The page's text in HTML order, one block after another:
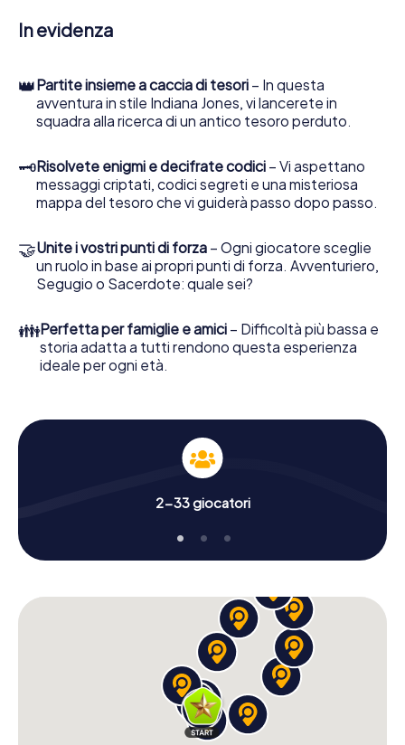
Nel corso della caccia al tesoro a Athis-Mons, lei e il suo
tesoro è a pochi passi di distanza.
In evidenza
👑Partite insieme a caccia di tesori – In questa
avventura in stile Indiana Jones, vi lancerete in
squadra alla ricerca di un antico tesoro perduto.
🗝Risolvete enigmi e decifrate codici – Vi aspettano
messaggi criptati, codici segreti e una misteriosa
mappa del tesoro che vi guiderà passo dopo passo.
🤝Unite i vostri punti di forza – Ogni giocatore sceglie
un ruolo in base ai propri punti di forza. Avventuriero,
Segugio o Sacerdote: quale sei?
👪Perfetta per famiglie e amici – Difficoltà più bassa e
storia adatta a tutti rendono questa esperienza
ideale per ogni età.
2-33 giocatori